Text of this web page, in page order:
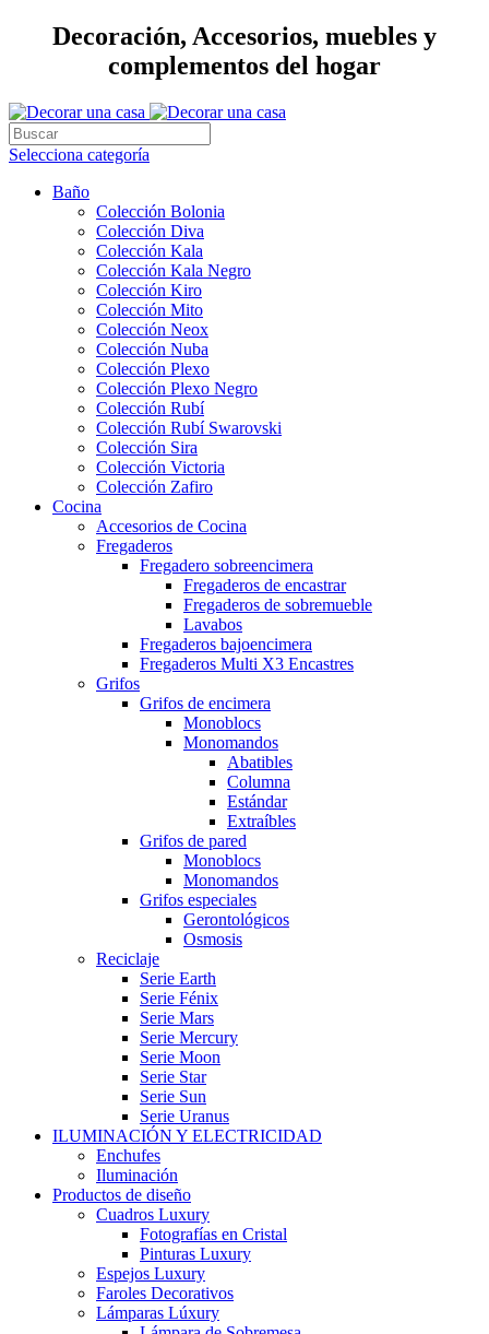
Decoración, Accesorios, muebles y
complementos del hogar
Selecciona categoría
Baño
Colección Bolonia
Colección Diva
Colección Kala
Colección Kala Negro
Colección Kiro
Colección Mito
Colección Neox
Colección Nuba
Colección Plexo
Colección Plexo Negro
Colección Rubí
Colección Rubí Swarovski
Colección Sira
Colección Victoria
Colección Zafiro
Cocina
Accesorios de Cocina
Fregaderos
Fregadero sobreencimera
Fregaderos de encastrar
Fregaderos de sobremueble
Lavabos
Fregaderos bajoencimera
Fregaderos Multi X3 Encastres
Grifos
Grifos de encimera
Monoblocs
Monomandos
Abatibles
Columna
Estándar
Extraíbles
Grifos de pared
Monoblocs
Monomandos
Grifos especiales
Gerontológicos
Osmosis
Reciclaje
Serie Earth
Serie Fénix
Serie Mars
Serie Mercury
Serie Moon
Serie Star
Serie Sun
Serie Uranus
ILUMINACIÓN Y ELECTRICIDAD
Enchufes
Iluminación
Productos de diseño
Cuadros Luxury
Fotografías en Cristal
Pinturas Luxury
Espejos Luxury
Faroles Decorativos
Lámparas Lúxury